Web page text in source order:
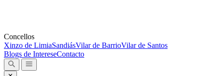
Concellos
Xinzo de LimiaSandiásVilar de BarrioVilar de Santos
Blogs de IntereseContacto